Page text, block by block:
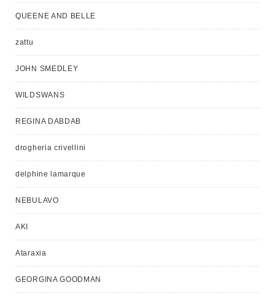
QUEENE AND BELLE
zattu
JOHN SMEDLEY
WILDSWANS
REGINA DABDAB
drogheria crivellini
delphine lamarque
NEBULAVO
AKI
Ataraxia
GEORGINA GOODMAN